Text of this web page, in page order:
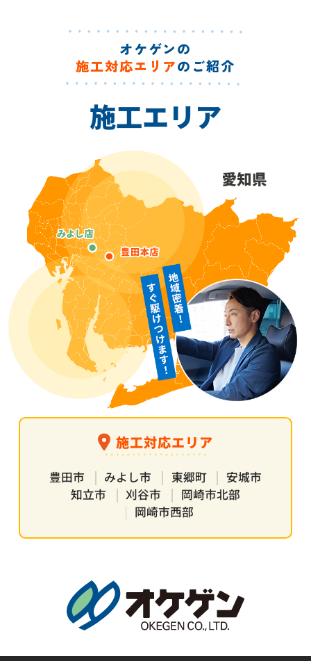
オケゲンの
施工対応エリアのご紹介
施工エリア
施工対応エリア
豊田市 みよし市 東郷町
安城市
知立市
刈谷市
岡崎市北部
岡崎市西部